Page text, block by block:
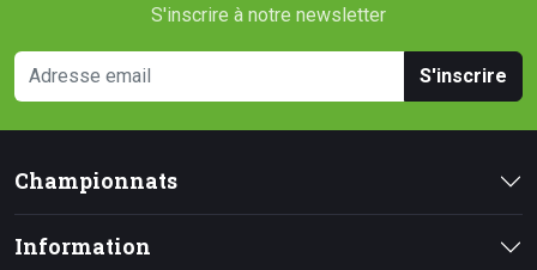
S'inscrire à notre newsletter
S'inscrire
Championnats
Information